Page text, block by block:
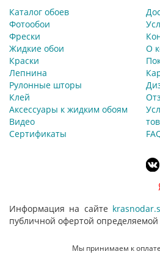
Каталог обоев
Фотообои
Фрески
Жидкие обои
Краски
Лепнина
Рулонные шторы
Клей
Аксессуары к жидким обоям
Видео
Сертификаты
О
Информация на сайте
публичной офертой определяемой
Мы принимаем к оплате